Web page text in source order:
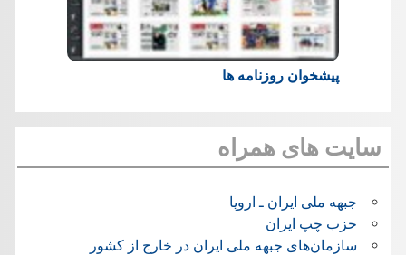
پیشخوان روزنامه ها
سایت های همراه
جبهه ملی ایران ـ اروپا
حزب چپ ایران
سازمان‌های جبهه ملی ایران در خارج از کشور